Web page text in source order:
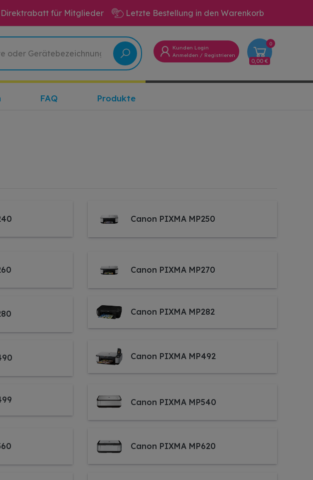
Direktrabatt für Mitglieder Letzte Bestellung in den Warenkorb
Kunden Login
Anmelden / Registrieren
0
0,00 €
FAQ Produkte
Canon PIXMA MP250
Canon PIXMA MP270
Canon PIXMA MP282
Canon PIXMA MP492
Canon PIXMA MP540
Canon PIXMA MP620